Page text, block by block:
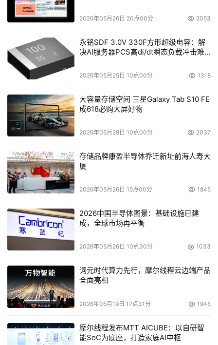
2026年05月26日 20点00分 2053
永铭SDF 3.0V 330F方形超级电容：解
决AI服务器PCS高di/dt瞬态负载冲击难
2026年05月25日 10点00分 1318
大容量存储空间 三星Galaxy Tab S10 FE
成618必购大屏好物
2026年05月28日 10点00分 2037
存储品牌康盈半导体乔迁新址前海人寿大
厦
2026年05月26日 15点00分 1845
2026中国半导体图景：基础设施已建
成，全球市场再平衡
2026年05月26日 10点30分 1033
词元时代算力先行，摩尔线程云边端产品
全面亮相
2026年05月19日 17点31分 1945
摩尔线程发布MTT AICUBE：以自研智
能SoC为底座，打造家庭AI中枢